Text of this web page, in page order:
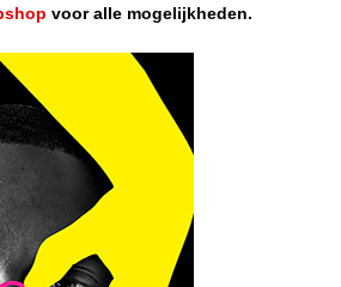
voor alle mogelijkheden.